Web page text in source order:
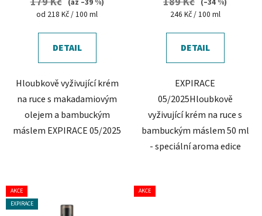
Měrná
od 218 Kč / 100 ml
DETAIL
Hloubkově vyživující krém
na ruce s makadamiovým
olejem a bambuckým
máslem EXPIRACE 05/2025
Měrná
246 Kč / 100 ml
DETAIL
EXPIRACE
05/2025Hloubkově
vyživující krém na ruce s
bambuckým máslem 50 ml
- speciální aroma edice
AKCE
EXPIRACE
AKCE